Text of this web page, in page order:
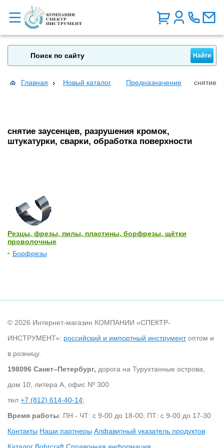
Главная Новый каталог Предназначение снятие
снятие заусенцев, разрушения кромок,
штукатурки, сварки, обработка поверхности
Резцы, фрезы, пилы, пластины, борфрезы, щётки
проволочные
Борфрезы
© 2026 Интернет-магазин КОМПАНИИ «СПЕКТР-
ИНСТРУМЕНТ»: российский и импортный инструментоптом и
в розницу.
198096 Санкт–Петербург, дорога на Турухтанные острова,
дом 10, литера А, офис Nº 300
тел +7 (812) 614-40-14;
Время работы: ПН - ЧТ: с 9-00 до 18-00; ПТ: с 9-00 до 17-30
Контакты Наши партнеры Алфавитный указатель продуктов